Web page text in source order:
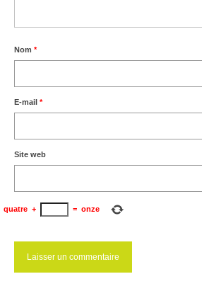
Nom *
E-mail *
Site web
quatre + = onze